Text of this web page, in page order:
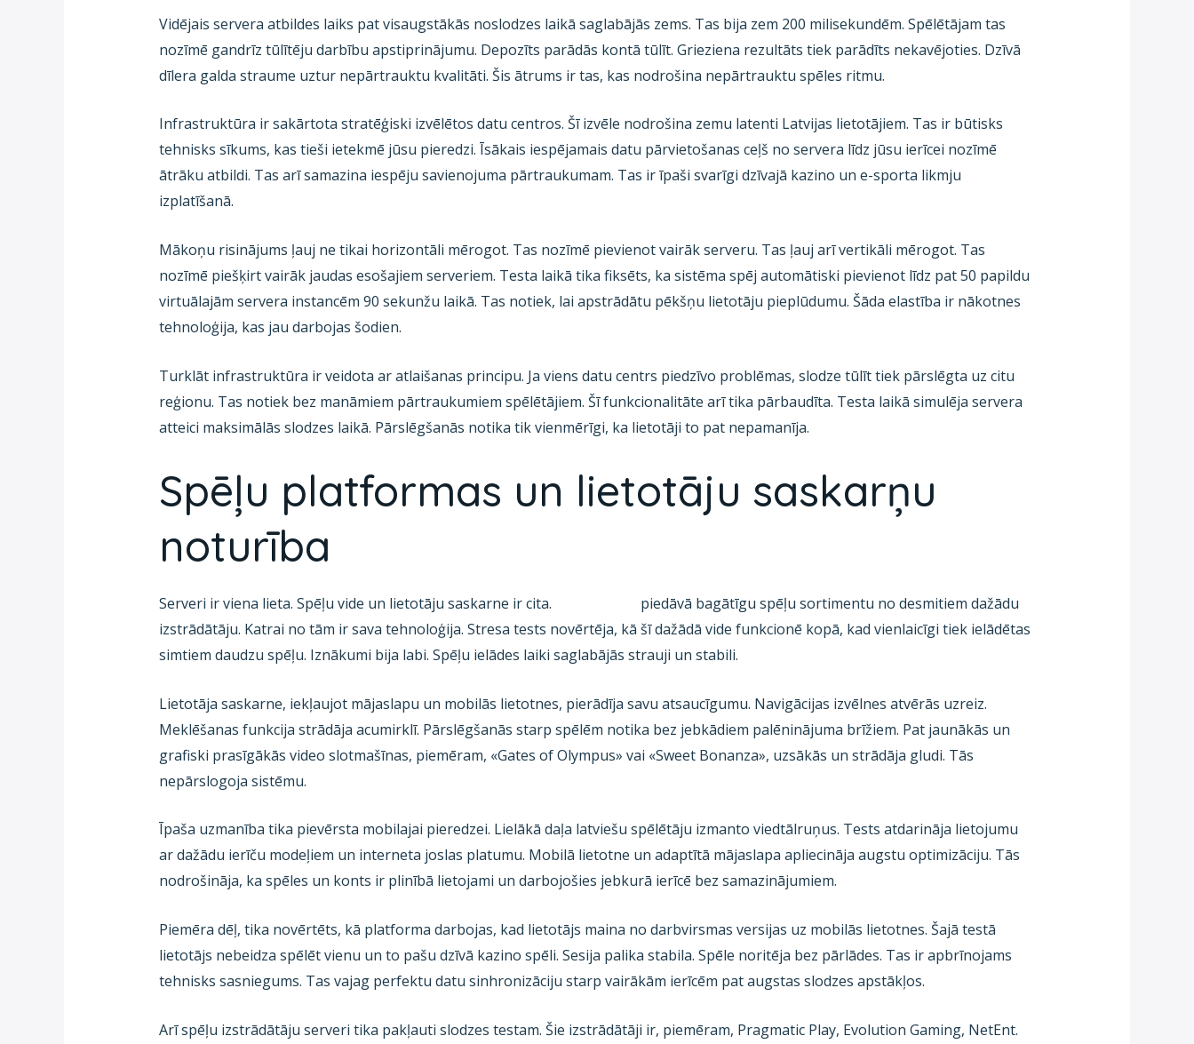
Vidējais servera atbildes laiks pat visaugstākās noslodzes laikā saglabājās zems. Tas bija zem 200 milisekundēm. Spēlētājam tas
nozīmē gandrīz tūlītēju darbību apstiprinājumu. Depozīts parādās kontā tūlīt. Grieziena rezultāts tiek parādīts nekavējoties. Dzīvā
dīlera galda straume uztur nepārtrauktu kvalitāti. Šis ātrums ir tas, kas nodrošina nepārtrauktu spēles ritmu.
Infrastruktūra ir sakārtota stratēģiski izvēlētos datu centros. Šī izvēle nodrošina zemu latenti Latvijas lietotājiem. Tas ir būtisks
tehnisks sīkums, kas tieši ietekmē jūsu pieredzi. Īsākais iespējamais datu pārvietošanas ceļš no servera līdz jūsu ierīcei nozīmē
ātrāku atbildi. Tas arī samazina iespēju savienojuma pārtraukumam. Tas ir īpaši svarīgi dzīvajā kazino un e-sporta likmju
izplatīšanā.
Mākoņu risinājums ļauj ne tikai horizontāli mērogot. Tas nozīmē pievienot vairāk serveru. Tas ļauj arī vertikāli mērogot. Tas
nozīmē piešķirt vairāk jaudas esošajiem serveriem. Testa laikā tika fiksēts, ka sistēma spēj automātiski pievienot līdz pat 50 papildu
virtuālajām servera instancēm 90 sekunžu laikā. Tas notiek, lai apstrādātu pēkšņu lietotāju pieplūdumu. Šāda elastība ir nākotnes
tehnoloģija, kas jau darbojas šodien.
Turklāt infrastruktūra ir veidota ar atlaišanas principu. Ja viens datu centrs piedzīvo problēmas, slodze tūlīt tiek pārslēgta uz citu
reģionu. Tas notiek bez manāmiem pārtraukumiem spēlētājiem. Šī funkcionalitāte arī tika pārbaudīta. Testa laikā simulēja servera
atteici maksimālās slodzes laikā. Pārslēgšanās notika tik vienmērīgi, ka lietotāji to pat nepamanīja.
Spēļu platformas un lietotāju saskarņu
noturība
Serveri ir viena lieta. Spēļu vide un lietotāju saskarne ir cita.
piedāvā bagātīgu spēļu sortimentu no desmitiem dažādu
izstrādātāju. Katrai no tām ir sava tehnoloģija. Stresa tests novērtēja, kā šī dažādā vide funkcionē kopā, kad vienlaicīgi tiek ielādētas
simtiem daudzu spēļu. Iznākumi bija labi. Spēļu ielādes laiki saglabājās strauji un stabili.
Lietotāja saskarne, iekļaujot mājaslapu un mobilās lietotnes, pierādīja savu atsaucīgumu. Navigācijas izvēlnes atvērās uzreiz.
Meklēšanas funkcija strādāja acumirklī. Pārslēgšanās starp spēlēm notika bez jebkādiem palēninājuma brīžiem. Pat jaunākās un
grafiski prasīgākās video slotmašīnas, piemēram, «Gates of Olympus» vai «Sweet Bonanza», uzsākās un strādāja gludi. Tās
nepārslogoja sistēmu.
Īpaša uzmanība tika pievērsta mobilajai pieredzei. Lielākā daļa latviešu spēlētāju izmanto viedtālruņus. Tests atdarināja lietojumu
ar dažādu ierīču modeļiem un interneta joslas platumu. Mobilā lietotne un adaptītā mājaslapa apliecināja augstu optimizāciju. Tās
nodrošināja, ka spēles un konts ir plinībā lietojami un darbojošies jebkurā ierīcē bez samazinājumiem.
Piemēra dēļ, tika novērtēts, kā platforma darbojas, kad lietotājs maina no darbvirsmas versijas uz mobilās lietotnes. Šajā testā
lietotājs nebeidza spēlēt vienu un to pašu dzīvā kazino spēli. Sesija palika stabila. Spēle noritēja bez pārlādes. Tas ir apbrīnojams
tehnisks sasniegums. Tas vajag perfektu datu sinhronizāciju starp vairākām ierīcēm pat augstas slodzes apstākļos.
Arī spēļu izstrādātāju serveri tika pakļauti slodzes testam. Šie izstrādātāji ir, piemēram, Pragmatic Play, Evolution Gaming, NetEnt.